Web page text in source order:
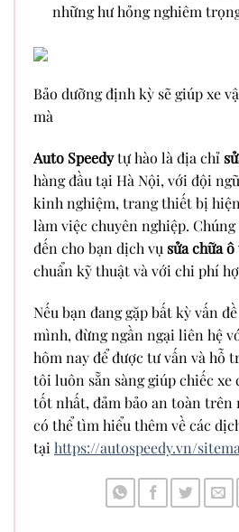
những hư hỏng nghiêm
Bảo dưỡng định kỳ sẽ giúp xe
mà
Auto Speedytự hào là địa chỉ
hàng đầu tại Hà Nội, với đội
kinh nghiệm, trang thiết bị
làm việc chuyên nghiệp.
đến cho bạn dịch vụ sửa chữa
chuẩn kỹ thuật và với chi phí
Nếu bạn đang gặp bất kỳ vấn
mình, đừng ngần ngại liên hệ
hôm nay để được tư vấn và hỗ
tôi luôn sẵn sàng giúp chiếc xe
tốt nhất, đảm bảo an toàn
có thể tìm hiểu thêm về các
tại https://autospeedy.vn/